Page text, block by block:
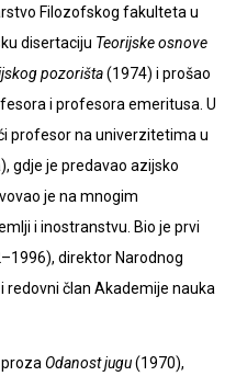
Filozofskog fakulteta u
disertaciju Teorijske osnove
pozorišta(1974) i prošao
i profesora emeritusa. U
profesor na univerzitetima u
gdje je predavao azijsko
je na mnogim
i inostranstvu. Bio je prvi
–1996), direktor Narodnog
redovni član Akademije nauka
Odanost jugu(1970),